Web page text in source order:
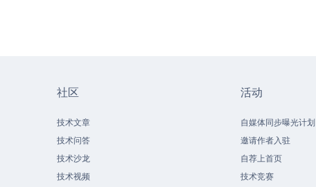
社区
技术文章
技术问答
技术沙龙
技术视频
活动
自媒体同步曝光计划
邀请作者入驻
自荐上首页
技术竞赛